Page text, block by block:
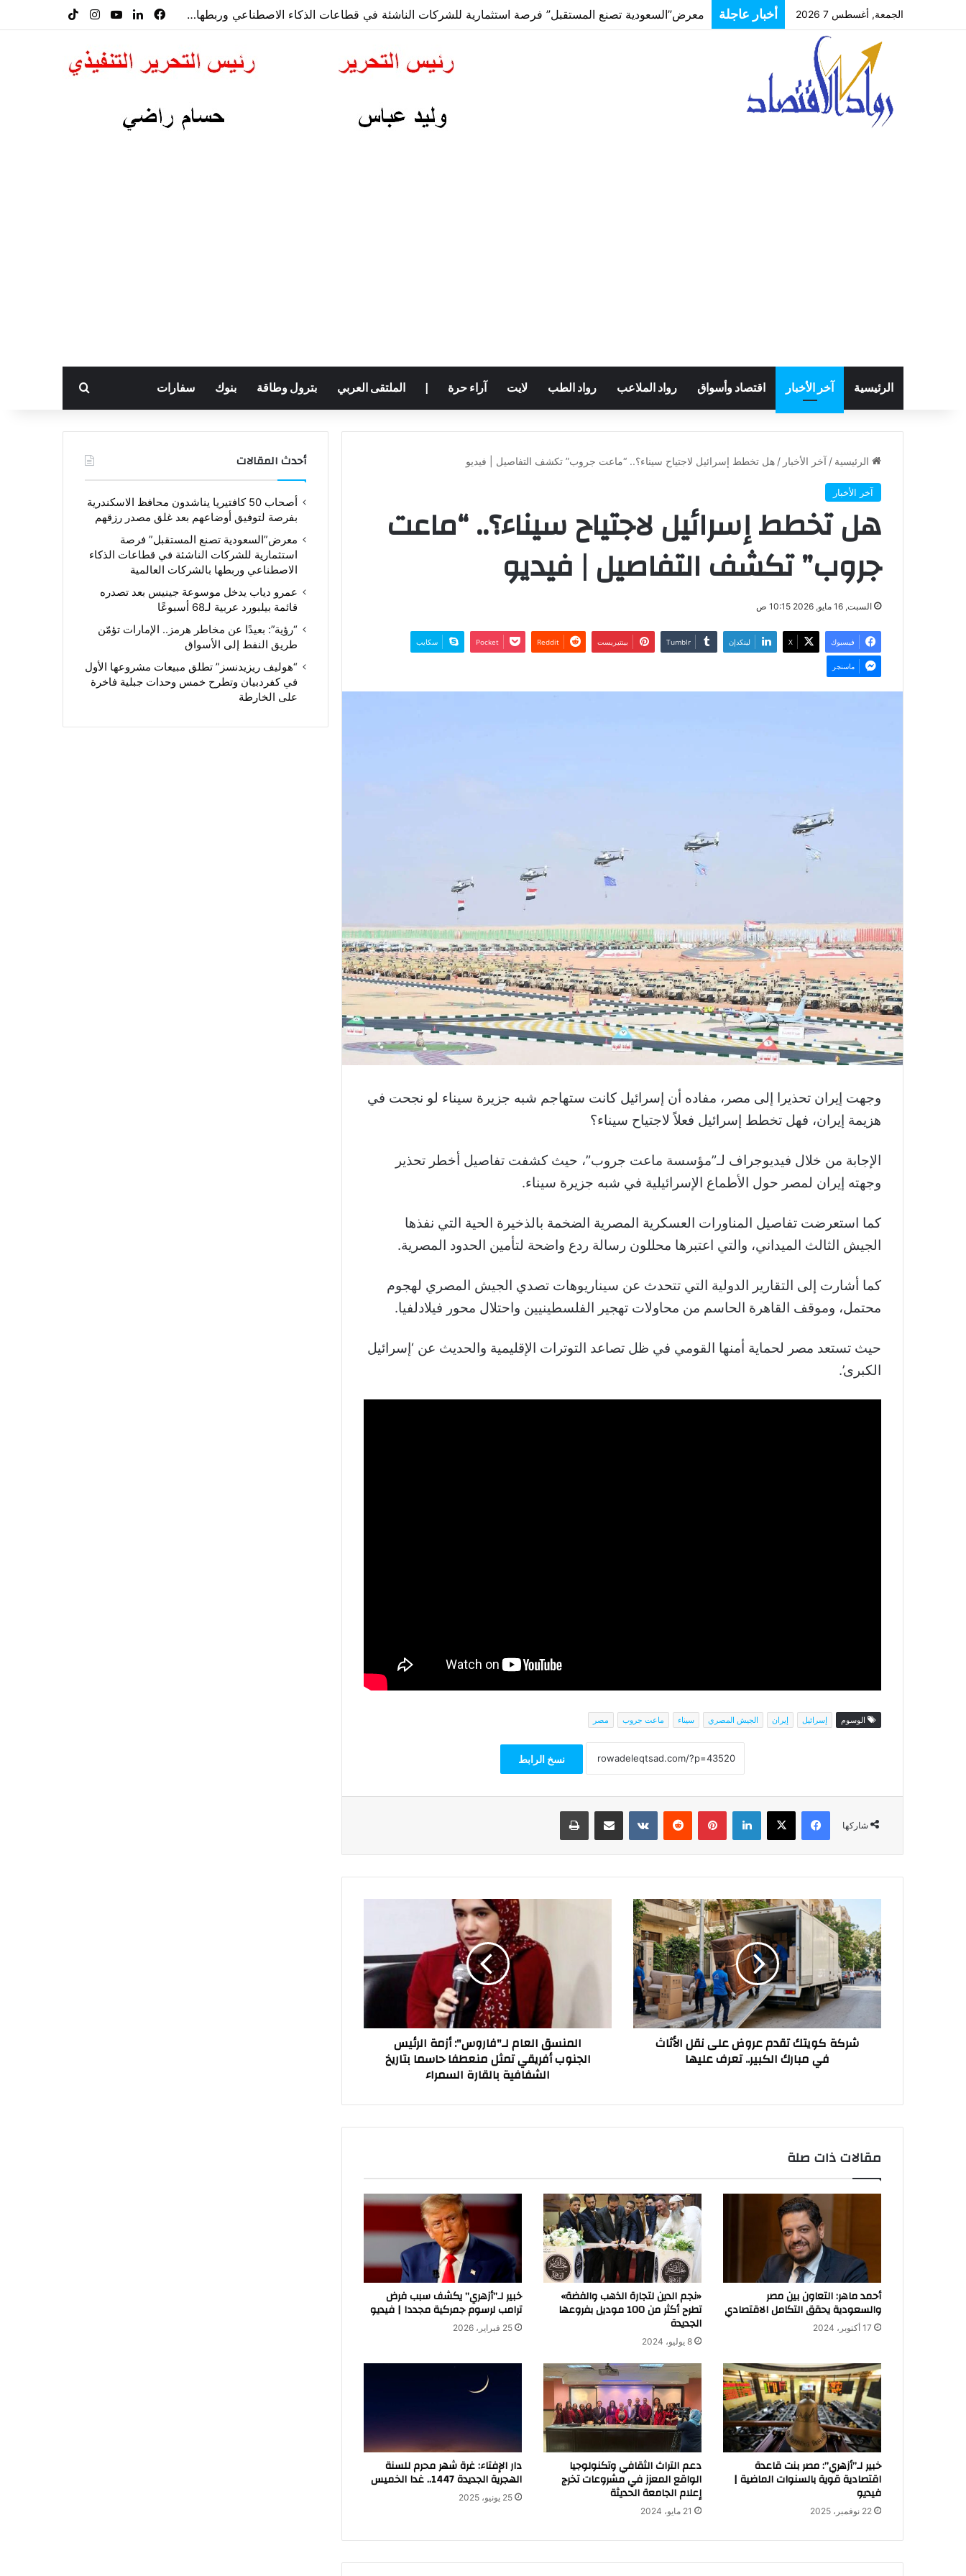
الجمعة, أغسطس 7 2026 أخبار عاجلة فيسبوكلينكدإن‫YouTube
انستقرام
الرئيسية آخر الأخبار اقتصاد وأسواق رواد الملاعب رواد الطب لايت آراء حرة الملتقى العربي بترول وطاقة بنوك سفارات بحث عن
الرئيسية / آخر الأخبار / هل تخطط إسرائيل لاجتياح سيناء؟.. “ماعت جروب” تكشف التفاصيل | فيديو
آخر الأخبار
هل تخطط إسرائيل لاجتياح سيناء؟.. “ماعت
جروب” تكشف التفاصيل | فيديو
السبت, 16 مايو, 2026 10:15 ص
فيسبوك ‫X لينكدإن بينتيريست ‫Pocket سكايب
ماسنجر
وجهت إيران تحذيرا إلى مصر، مفاده أن إسرائيل كانت ستهاجم شبه جزيرة سيناء لو نجحت في
هزيمة إيران، فهل تخطط إسرائيل فعلاً لاجتياح سيناء؟
الإجابة من خلال فيديوجراف لـ”مؤسسة ماعت جروب”، حيث كشفت تفاصيل أخطر تحذير
وجهته إيران لمصر حول الأطماع الإسرائيلية في شبه جزيرة سيناء.
كما استعرضت تفاصيل المناورات العسكرية المصرية الضخمة بالذخيرة الحية التي نفذها
الجيش الثالث الميداني، والتي اعتبرها محللون رسالة ردع واضحة لتأمين الحدود المصرية.
كما أشارت إلى التقارير الدولية التي تتحدث عن سيناريوهات تصدي الجيش المصري لهجوم
محتمل، وموقف القاهرة الحاسم من محاولات تهجير الفلسطينيين واحتلال محور فيلادلفيا.
حيث تستعد مصر لحماية أمنها القومي في ظل تصاعد التوترات الإقليمية والحديث عن ‘إسرائيل
الكبرى’.
الوسوم إسرائيل إيران الجيش المصري سيناء ماعت جروب مصر
نسخ الرابط
شاركها
فيسبوك‫X لينكدإن بينتيريست مشاركة عبر البريد طباعة
تقدم
عروض
على
نقل
الأثاث
مبارك
الكبير..شركة كويتك تقدم عروض على نقل الأثاث
في مبارك الكبير.. تعرف عليها
منعطفا
بتاريخ
السمراء
المنسق العام لـ"فاروس": أزمة الرئيس
الجنوب أفريقي تمثل منعطفا حاسما بتاريخ
الشفافية بالقارة السمراء
مقالات ذات صلة
أحمد ماهر: التعاون بين مصر
والسعودية يحقق التكامل الاقتصادي
17 أكتوبر، 2024
«نجم الدين لتجارة الذهب والفضة»
تطرح أكثر من 100 موديل بفروعها
الجديدة
8 يوليو، 2024
خبير لـ”أزهري” يكشف سبب فرض
ترامب لرسوم جمركية مجددا | فيديو
25 فبراير، 2026
خبير لـ”أزهري”: مصر بنت قاعدة
اقتصادية قوية بالسنوات الماضية |
فيديو
22 نوفمبر، 2025
دعم التراث الثقافي وتكنولوجيا
الواقع المعزز في مشروعات تخرج
إعلام الجامعة الحديثة
21 مايو، 2024
دار الإفتاء: غرة شهر محرم للسنة
الهجرية الجديدة 1447.. غدا الخميس
25 يونيو، 2025
أحدث المقالات
أصحاب 50 كافتيريا يناشدون محافظ الاسكندرية
بفرصة لتوفيق أوضاعهم بعد غلق مصدر رزقهم
معرض”السعودية تصنع المستقبل” فرصة
استثمارية للشركات الناشئة في قطاعات الذكاء
الاصطناعي وربطها بالشركات العالمية
عمرو دياب يدخل موسوعة جينيس بعد تصدره
قائمة بيلبورد عربية لـ68 أسبوعًا
“رؤية”: بعيدًا عن مخاطر هرمز.. الإمارات تؤمّن
طريق النفط إلى الأسواق
“هوليف ريزيدنسز” تطلق مبيعات مشروعها الأول
في كفردبيان وتطرح خمس وحدات جبلية فاخرة
على الخارطة